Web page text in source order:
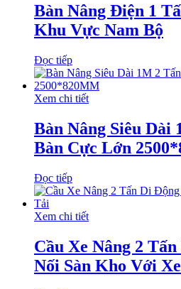
Bàn Nâng Điện 1
Khu Vực Nam Bộ
Đọc tiếp
Xem chi tiết
Bàn Nâng Siêu Dài
Bàn Cực Lớn
Đọc tiếp
Xem chi tiết
Cầu Xe Nâng 2
Nối Sàn Kho Với